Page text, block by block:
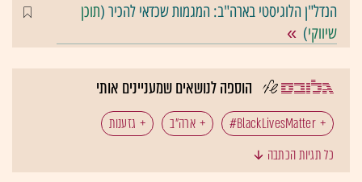
הנדל"ן הלוגיסטי בארה"ב: המגמות שכדאי להכיר (תוכן
שיווקי)
הוספה לנושאים שמעניינים אותי
BlackLivesMatter# ארה"ב
גזענות
כל תגיות הכתבה